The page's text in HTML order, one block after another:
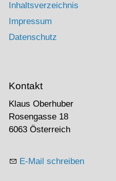
Inhaltsverzeichnis
Impressum
Datenschutz
Kontakt
Klaus Oberhuber
Rosengasse 18
6063 Österreich
E-Mail schreiben